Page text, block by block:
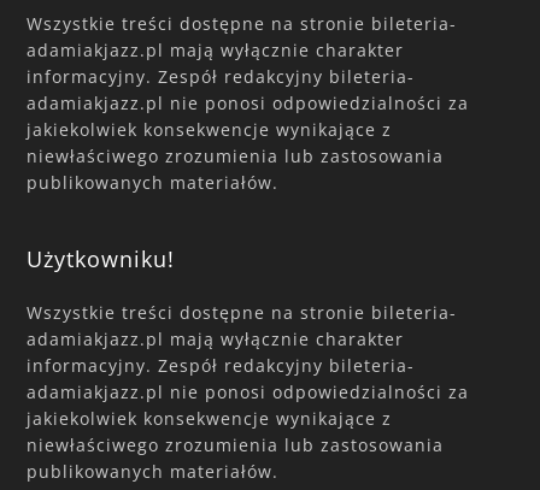
Wszystkie treści dostępne na stronie bileteria-
adamiakjazz.pl mają wyłącznie charakter
informacyjny. Zespół redakcyjny bileteria-
adamiakjazz.pl nie ponosi odpowiedzialności za
jakiekolwiek konsekwencje wynikające z
niewłaściwego zrozumienia lub zastosowania
publikowanych materiałów.
Użytkowniku!
Wszystkie treści dostępne na stronie bileteria-
adamiakjazz.pl mają wyłącznie charakter
informacyjny. Zespół redakcyjny bileteria-
adamiakjazz.pl nie ponosi odpowiedzialności za
jakiekolwiek konsekwencje wynikające z
niewłaściwego zrozumienia lub zastosowania
publikowanych materiałów.